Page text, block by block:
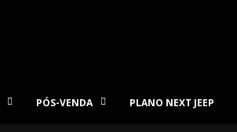
PÓS-VENDA PLANO NEXT JEEP